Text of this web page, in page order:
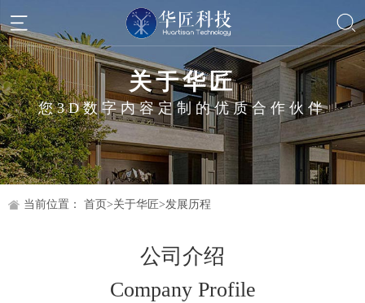
关于华匠
您3D数字内容定制的优质合作伙伴
当前位置： 首页>关于华匠>发展历程
公司介绍
Company Profile